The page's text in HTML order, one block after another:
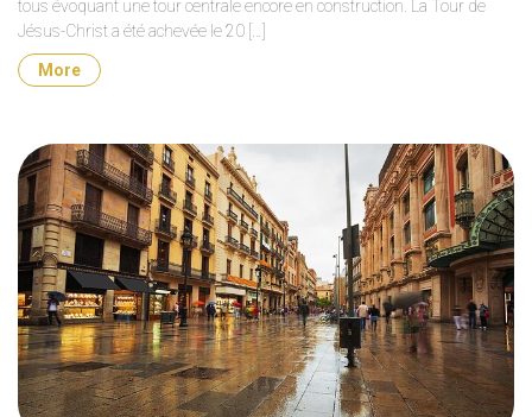
tous évoquant une tour centrale encore en construction. La Tour de
Jésus-Christ a été achevée le 20 […]
More